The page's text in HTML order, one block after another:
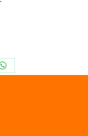
Partager